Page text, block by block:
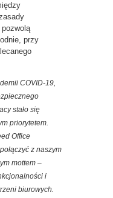
przy
COVID-19,
stało się
priorytetem.
Office
z naszym
mottem –
i
biurowych.